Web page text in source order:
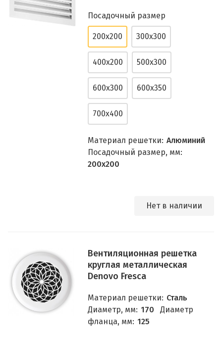
Посадочный размер
200x200 300x300
400x200 500x300
600x300 600x350
700x400
Материал решетки: Алюминий
Посадочный размер, мм:
200x200
Нет в наличии
Вентиляционная решетка
круглая металлическая
Denovo Fresca
Материал решетки: Сталь
Диаметр, мм: 170
Диаметр
фланца, мм: 125